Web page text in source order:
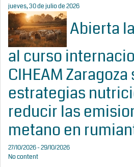
jueves, 30 de julio de 2026
Abierta
al curso
CIHEAM
estrategias
reducir las
metano en
27/10/2026 - 29/10/2026
No content